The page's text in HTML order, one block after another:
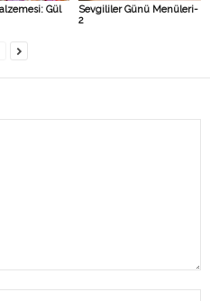
Gül
Sevgililer Günü Menüleri-
2